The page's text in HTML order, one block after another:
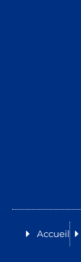
Accueil